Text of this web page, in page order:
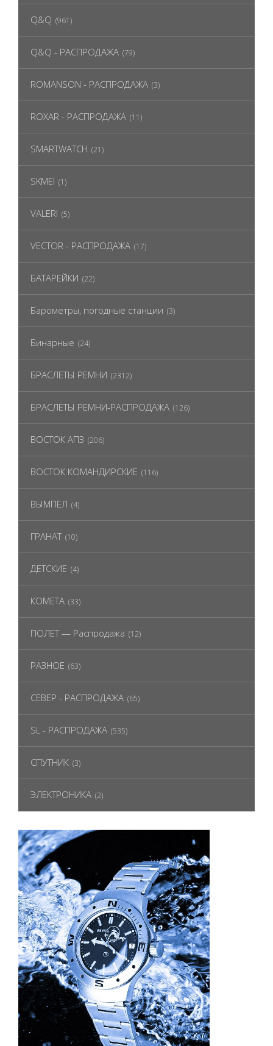
Q&Q (961)
Q&Q - РАСПРОДАЖА (79)
ROMANSON - РАСПРОДАЖА (3)
ROXAR - РАСПРОДАЖА (11)
SMARTWATCH (21)
SKMEI (1)
VALERI (5)
VECTOR - РАСПРОДАЖА (17)
БАТАРЕЙКИ (22)
Барометры, погодные станции (3)
Бинарные (24)
БРАСЛЕТЫ РЕМНИ (2312)
БРАСЛЕТЫ РЕМНИ-РАСПРОДАЖА (126)
ВОСТОК АПЗ (206)
ВОСТОК КОМАНДИРСКИЕ (116)
ВЫМПЕЛ (4)
ГРАНАТ (10)
ДЕТСКИЕ (4)
КОМЕТА (33)
ПОЛЕТ — Распродажа (12)
РАЗНОЕ (63)
СЕВЕР - РАСПРОДАЖА (65)
SL - РАСПРОДАЖА (535)
СПУТНИК (3)
ЭЛЕКТРОНИКА (2)